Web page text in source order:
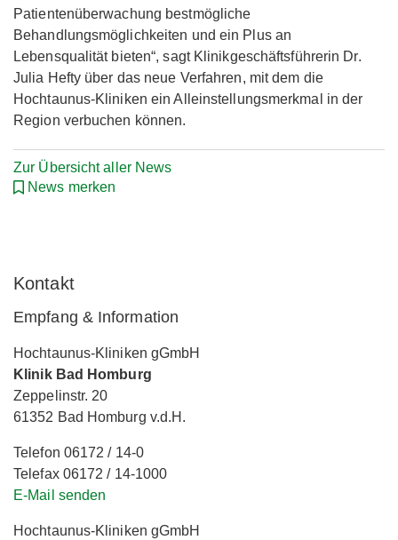
Patientenüberwachung bestmögliche
Behandlungsmöglichkeiten und ein Plus an
Lebensqualität bieten“, sagt Klinikgeschäftsführerin Dr.
Julia Hefty über das neue Verfahren, mit dem die
Hochtaunus-Kliniken ein Alleinstellungsmerkmal in der
Region verbuchen können.
Zur Übersicht aller News
News merken
Kontakt
Empfang & Information
Hochtaunus-Kliniken gGmbH
Klinik Bad Homburg
Zeppelinstr. 20
61352 Bad Homburg v.d.H.
Telefon 06172 / 14-0
Telefax 06172 / 14-1000
E-Mail senden
Hochtaunus-Kliniken gGmbH